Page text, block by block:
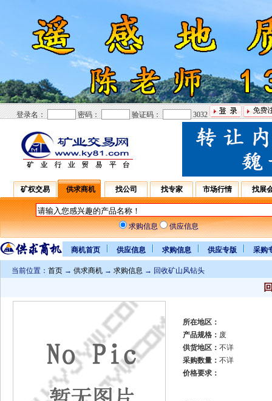
登录名： 密码： 验证码： 3032
矿权交易 供求商机 找公司 找专家 市场行情 找展
求购信息 供应信息
商机首页 供应信息 求购信息 供应专版 采购
当前位置： 首页 → 供求商机 → 求购信息 → 回收矿山风钻头
所在地区：
产品规格： 废
供货地区： 不详
采购数量： 不详
价格要求：